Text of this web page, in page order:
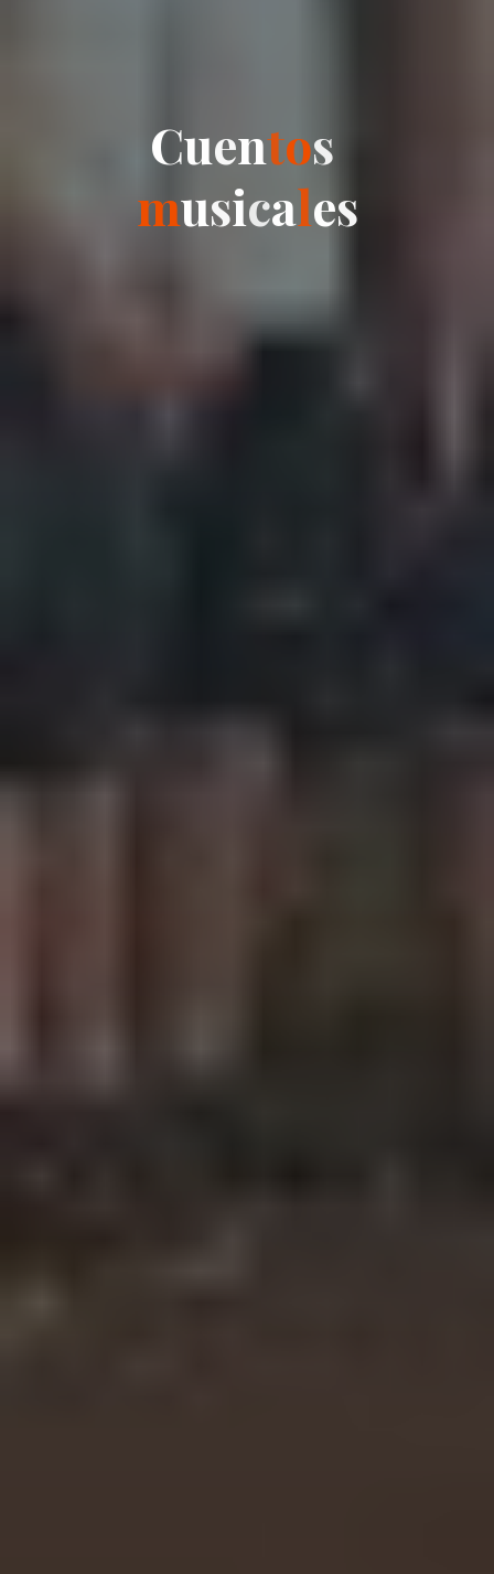
Cuentos
musicales